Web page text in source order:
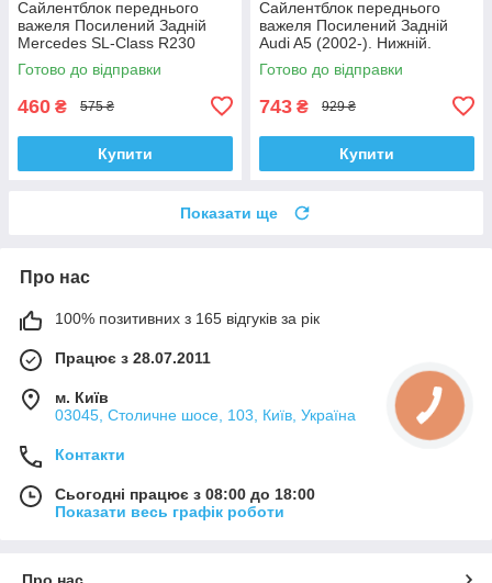
Сайлентблок переднього
важеля Посилений Задній
Mercedes SL-Class R230
(2006-). Корея ACSUSS!
28744 , TD4208W ,
Готово до відправки
460 ₴ 575 ₴
Купити
Сайлентблок переднього
важеля Посилений Задній
Audi A5 (2002-). Нижній.
Корея ACSUSS! 4H0407183 ,
TD1247W , VKDS331074
Готово до відправки
743 ₴ 929 ₴
Купити
Показати ще
Про нас
100% позитивних з 165 відгуків за рік
Працює з 28.07.2011
м. Київ
03045, Столичне шосе, 103, Київ, Україна
Контакти
Сьогодні працює з 08:00 до 18:00
Показати весь графік роботи